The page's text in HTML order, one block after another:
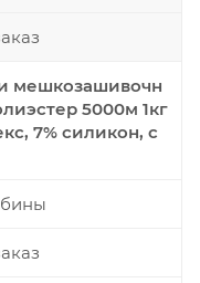
мешкозашивочн
5000м 1кг
7% силикон, с